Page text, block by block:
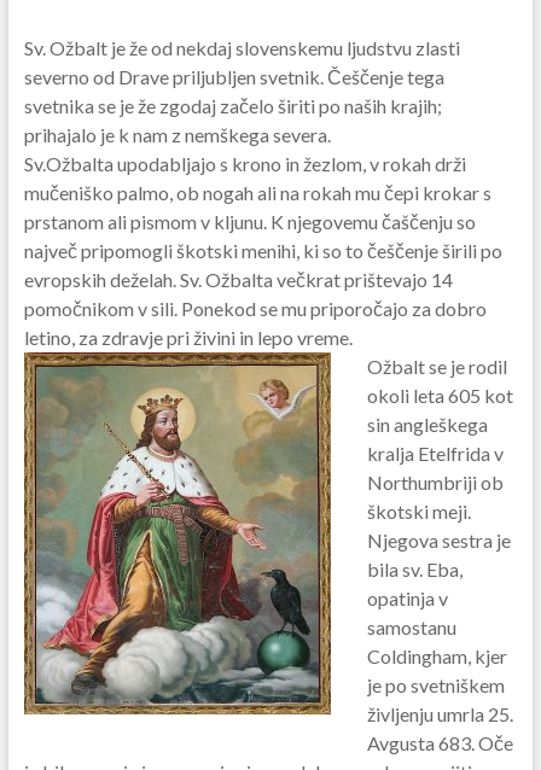
Sv. Ožbalt je že od nekdaj slovenskemu ljudstvu zlasti
severno od Drave priljubljen svetnik. Češčenje tega
svetnika se je že zgodaj začelo širiti po naših krajih;
prihajalo je k nam z nemškega severa.
Sv.Ožbalta upodabljajo s krono in žezlom, v rokah drži
mučeniško palmo, ob nogah ali na rokah mu čepi krokar s
prstanom ali pismom v kljunu. K njegovemu čaščenju so
največ pripomogli škotski menihi, ki so to češčenje širili po
evropskih deželah. Sv. Ožbalta večkrat prištevajo 14
pomočnikom v sili. Ponekod se mu priporočajo za dobro
letino, za zdravje pri živini in lepo vreme.
Ožbalt se je rodil
okoli leta 605 kot
sin angleškega
kralja Etelfrida v
Northumbriji ob
škotski meji.
Njegova sestra je
bila sv. Eba,
opatinja v
samostanu
Coldingham, kjer
je po svetniškem
življenju umrla 25.
Avgusta 683. Oče